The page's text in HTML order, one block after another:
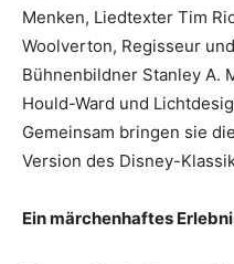
Menken, Liedtexter Tim
Woolverton, Regisseur
Bühnenbildner Stanley A.
Hould-Ward und
Gemeinsam bringen sie
Version des Disney-
Ein märchenhaftes